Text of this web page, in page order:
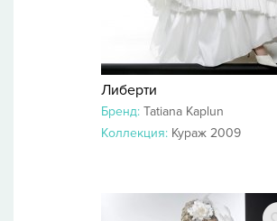
Либерти
Бренд: Tatiana Kaplun
Коллекция: Кураж 2009